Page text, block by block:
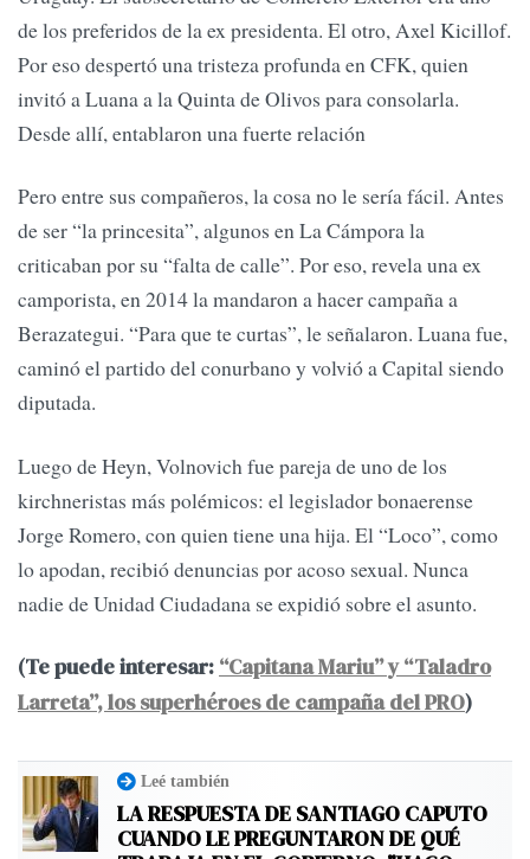
de los preferidos de la ex presidenta. El otro, Axel Kicillof.
Por eso despertó una tristeza profunda en CFK, quien
invitó a Luana a la Quinta de Olivos para consolarla.
Desde allí, entablaron una fuerte relación
Pero entre sus compañeros, la cosa no le sería fácil. Antes
de ser “la princesita”, algunos en La Cámpora la
criticaban por su “falta de calle”. Por eso, revela una ex
camporista, en 2014 la mandaron a hacer campaña a
Berazategui. “Para que te curtas”, le señalaron. Luana fue,
caminó el partido del conurbano y volvió a Capital siendo
diputada.
Luego de Heyn, Volnovich fue pareja de uno de los
kirchneristas más polémicos: el legislador bonaerense
Jorge Romero, con quien tiene una hija. El “Loco”, como
lo apodan, recibió denuncias por acoso sexual. Nunca
nadie de Unidad Ciudadana se expidió sobre el asunto.
(Te puede interesar: “Capitana Mariu” y “Taladro
Larreta”, los superhéroes de campaña del PRO)
Leé también
LA RESPUESTA DE SANTIAGO CAPUTO
CUANDO LE PREGUNTARON DE QUÉ